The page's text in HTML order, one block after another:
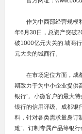
作为中西部经营规模和
年6月30日，总资产突破
破1000亿元大关的 城商
元大关的城商行。
在市场定位方面，成都
期致力于为中小企业提供
银行”。小微客户的最大
银行的信用评级。成都银
料，针对各类需求量身订
难”。订制专属产品等银